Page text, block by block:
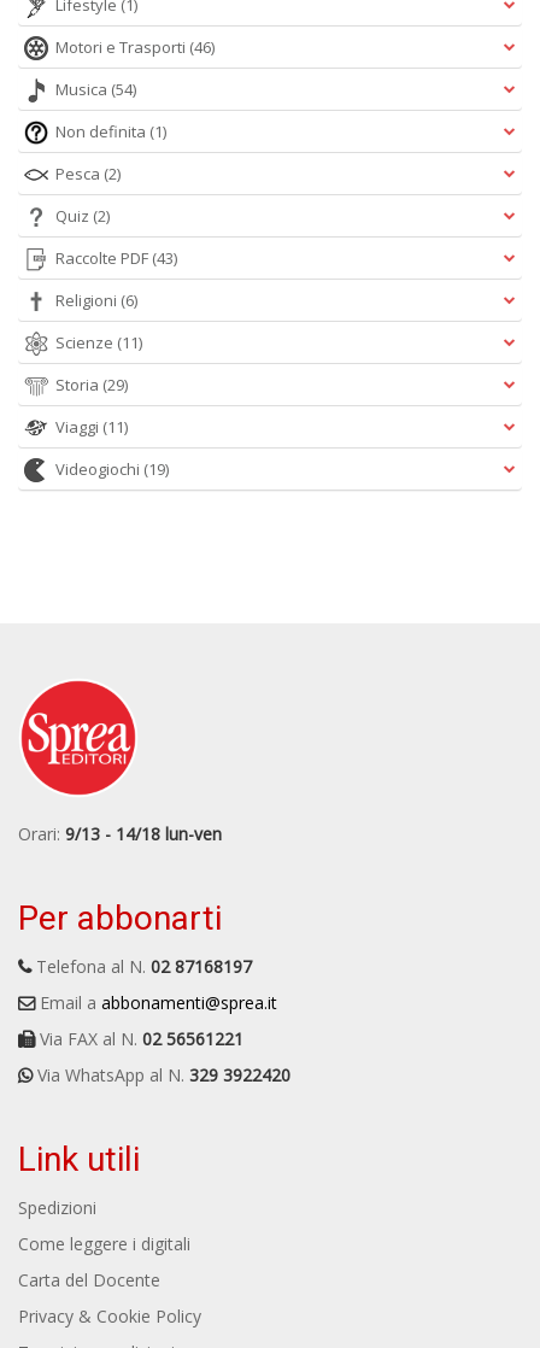
Lifestyle (1)
Motori e Trasporti (46)
Musica (54)
Non definita (1)
Pesca (2)
Quiz (2)
Raccolte PDF (43)
Religioni (6)
Scienze (11)
Storia (29)
Viaggi (11)
Videogiochi (19)
Orari: 9/13 - 14/18 lun-ven
Per abbonarti
Telefona al N. 02 87168197
Email a abbonamenti@sprea.it
Via FAX al N. 02 56561221
Via WhatsApp al N. 329 3922420
Link utili
Spedizioni
Come leggere i digitali
Carta del Docente
Privacy & Cookie Policy